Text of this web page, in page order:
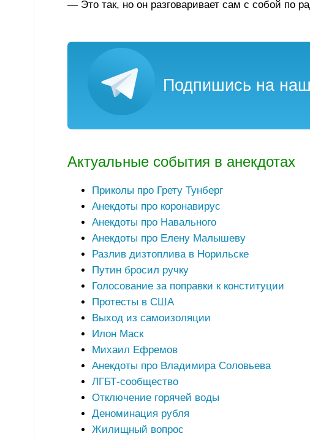
— Это так, но он разговаривает сам с собой по
Подпишись на наш
Актуальные события в анекдотах
Приколы про Грету Тунберг
Анекдоты про коронавирус
Анекдоты про Навального
Анекдоты про Елену Малышеву
Разлив дизтоплива в Норильске
Путин бросил ручку
Голосование за поправки к конституции
Протесты в США
Выход из самоизоляции
Илон Маск
Михаил Ефремов
Анекдоты про Владимира Соловьева
ЛГБТ-сообщество
Отключение горячей воды
Деноминация рубля
Жилищный вопрос